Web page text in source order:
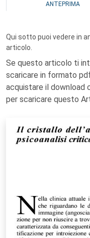
ANTEPRIMA
Qui sotto puoi vedere in
articolo.
Se questo articolo ti
scaricare in formato
acquistare il download
per scaricare questo